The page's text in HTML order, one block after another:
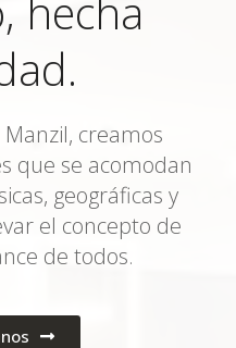
hecha
creamos
que se acomodan
geográficas y
el concepto de
de todos.